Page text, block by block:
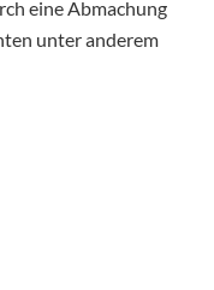
eine Abmachung
unter anderem